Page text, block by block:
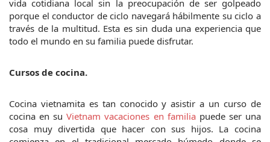
vida cotidiana local sin la preocupación de ser golpeado
porque el conductor de ciclo navegará hábilmente su ciclo a
través de la multitud. Esta es sin duda una experiencia que
todo el mundo en su familia puede disfrutar.
Cursos de cocina.
Cocina vietnamita es tan conocido y asistir a un curso de
cocina en su Vietnam vacaciones en familia puede ser una
cosa muy divertida que hacer con sus hijos. La cocina